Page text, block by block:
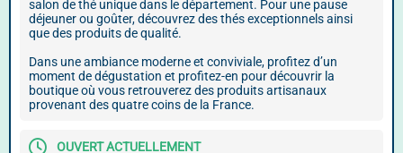
salon de thé unique dans le département. Pour une pause
déjeuner ou goûter, découvrez des thés exceptionnels ainsi
que des produits de qualité.
Dans une ambiance moderne et conviviale, profitez d’un
moment de dégustation et profitez-en pour découvrir la
boutique où vous retrouverez des produits artisanaux
provenant des quatre coins de la France.
OUVERT ACTUELLEMENT